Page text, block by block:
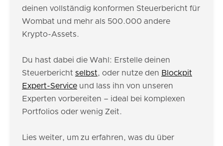
deinen vollständig konformen Steuerbericht für
Wombat und mehr als 500.000 andere
Krypto-Assets.
Du hast dabei die Wahl: Erstelle deinen
Steuerbericht selbst, oder nutze den Blockpit
Expert-Service und lass ihn von unseren
Experten vorbereiten – ideal bei komplexen
Portfolios oder wenig Zeit.
Lies weiter, um zu erfahren, was du über